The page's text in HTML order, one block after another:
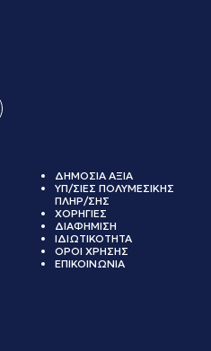
ΔΗΜΟΣΙΑ ΑΞΙΑ
ΥΠ/ΣΙΕΣ ΠΟΛΥΜΕΣΙΚΗΣ
ΠΛΗΡ/ΣΗΣ
ΧΟΡΗΓΙΕΣ
ΔΙΑΦΗΜΙΣΗ
ΙΔΙΩΤΙΚΟΤΗΤΑ
ΟΡΟΙ ΧΡΗΣΗΣ
ΕΠΙΚΟΙΝΩΝΙΑ